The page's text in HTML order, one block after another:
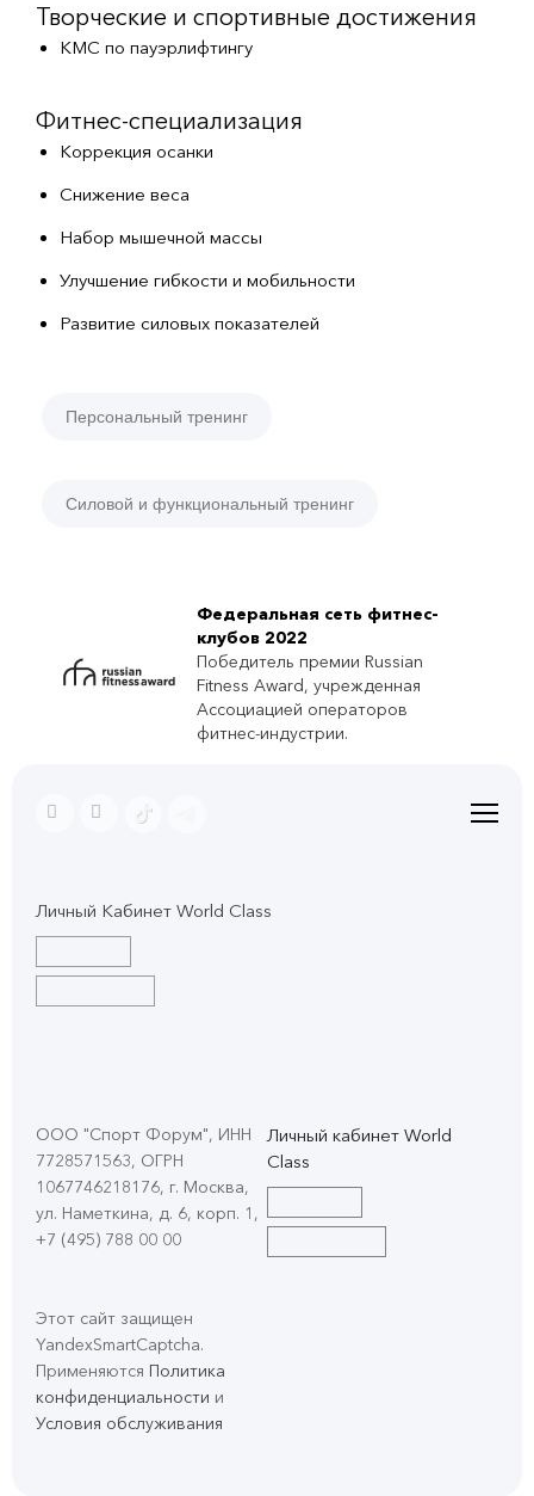
Творческие и спортивные достижения
КМС по пауэрлифтингу
Фитнес-специализация
Коррекция осанки
Снижение веса
Набор мышечной массы
Улучшение гибкости и мобильности
Развитие силовых показателей
Персональный тренинг
Силовой и функциональный тренинг
Федеральная сеть фитнес-
клубов 2022
Победитель премии Russian
Fitness Award, учрежденная
Ассоциацией операторов
фитнес-индустрии.
Личный Кабинет World Class
ООО "Спорт Форум", ИНН
7728571563, ОГРН
1067746218176, г. Москва,
ул. Наметкина, д. 6, корп. 1 ,
+7 (495) 788 00 00
Этот сайт защищен
YandexSmartCaptcha.
Применяются Политика
конфиденциальности и
Условия обслуживания
Личный кабинет World
Class